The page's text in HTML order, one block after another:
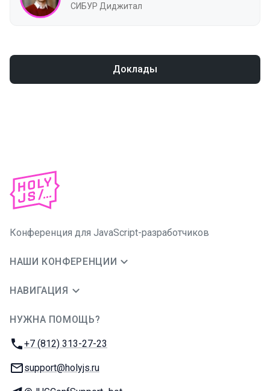
СИБУР Диджитал
Доклады
Конференция для JavaScript-разработчиков
НАШИ КОНФЕРЕНЦИИ
НАВИГАЦИЯ
НУЖНА ПОМОЩЬ?
Телефон:
+7 (812) 313-27-23
E-mail:
support@holyjs.ru